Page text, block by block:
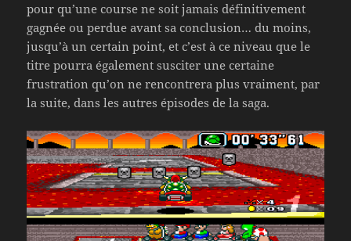
pour qu’une course ne soit jamais définitivement
gagnée ou perdue avant sa conclusion… du moins,
jusqu’à un certain point, et c’est à ce niveau que le
titre pourra également susciter une certaine
frustration qu’on ne rencontrera plus vraiment, par
la suite, dans les autres épisodes de la saga.